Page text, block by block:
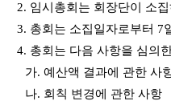
2. 임시총회는 회장단이 소
3. 총회는 소집일자로부터 7
4. 총회는 다음 사항을 심의
가. 예산액 결과에 관한 사
나. 회칙 변경에 관한 사항